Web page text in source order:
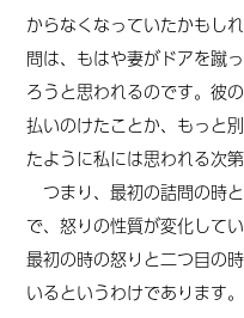
からなくなっていたかもし
問は、もはや妻がドアを蹴
ろうと思われるのです。彼
払いのけたことか、もっと
たように私には思われる次第
つまり、最初の詰問の時
で、怒りの性質が変化して
最初の時の怒りと二つ目の
いるというわけであります